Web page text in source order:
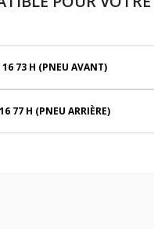
73 H (PNEU AVANT)
77 H (PNEU ARRIÈRE)